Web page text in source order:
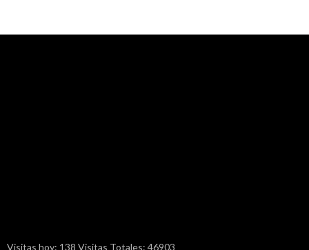
Visitas hoy: 138 Visitas Totales: 46903